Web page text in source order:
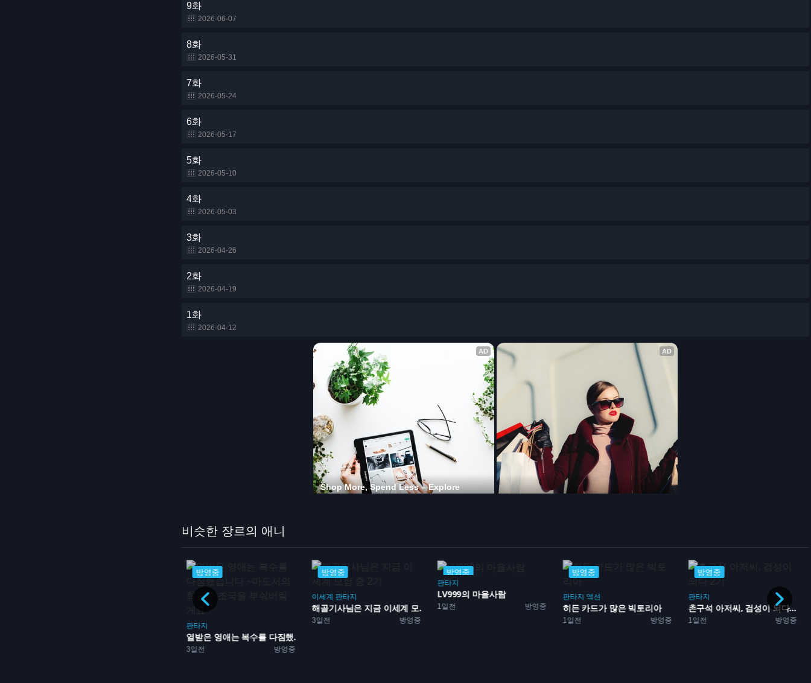
9화
2026-06-07
8화
2026-05-31
7화
2026-05-24
6화
2026-05-17
5화
2026-05-10
4화
2026-05-03
3화
2026-04-26
2화
2026-04-19
1화
2026-04-12
비슷한 장르의 애니
방영중
이세계
해골기사님은 지금 이세계 모...
방영중
1일전 방영중
LV999의 마을사람
방영중
판타지 액션
히든 카드가 많은 빅토리아
방영중
판타지
1일전 방영중
촌구석 아저씨, 검성이 되다...
방영중
판타지 순정
2일전 방영중
하늘은 붉은 강가